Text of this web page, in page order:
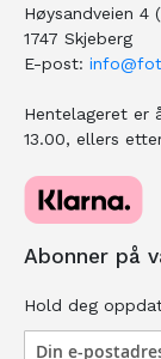
Høysandveien 4 (
1747 Skjeberg
E-post:
Hentelageret er
13.00, ellers
Abonner på
Hold deg